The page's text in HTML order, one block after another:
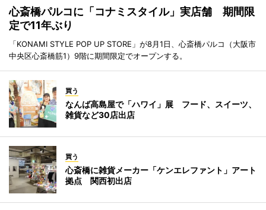
心斎橋パルコに「コナミスタイル」実店舗 期間限
定で11年ぶり
「KONAMI STYLE POP UP STORE」が8月1日、心斎橋パルコ（大阪市
中央区心斎橋筋1）9階に期間限定でオープンする。
買う
なんば高島屋で「ハワイ」展 フード、スイーツ、
雑貨など30店出店
買う
心斎橋に雑貨メーカー「ケンエレファント」アート
拠点 関西初出店